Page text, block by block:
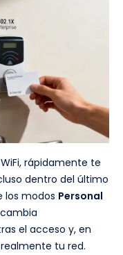
rápidamente te
dentro del último
los modos Personal
el acceso y, en
tu red.